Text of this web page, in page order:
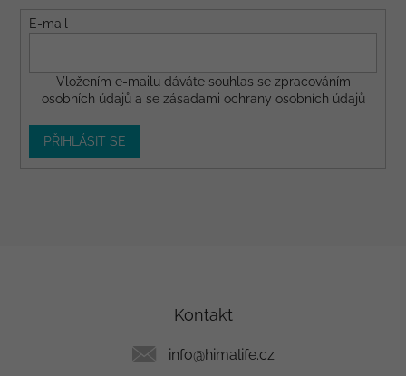
E-mail
Vložením e-mailu dáváte souhlas se zpracováním
osobních údajů a se zásadami ochrany osobních údajů
PŘIHLÁSIT SE
Kontakt
info@himalife.cz